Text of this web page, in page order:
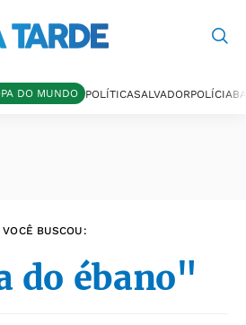
DO MUNDO POLÍTICASALVADORPOLÍCIA
VOCÊ BUSCOU:
do ébano"